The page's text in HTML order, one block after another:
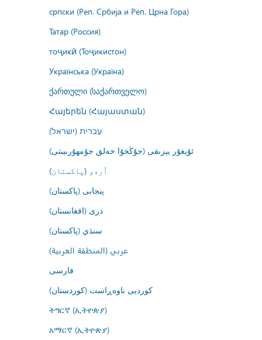
српски (Реп. Србија и Реп. Црна Гора)
Татар (Россия)
тоҷикӣ (Тоҷикистон)
Українська (Україна)
ქართული (საქართველო)
Հայերեն (Հայաստան)
עברית (ישראל)
ئۇيغۇر يېزىقى (جۇڭخۇا خەلق جۇمھۇرىيىتى)
اُردو (پاکستان)
پنجابی (پاکستان)
درى (افغانستان)
سنڌي (پاکستان)
عربي (المنطقة العربية)
فارسى
کوردیی ناوەڕاست (کوردستان)
ትግርኛ (ኢትዮጵያ)
አማርኛ (ኢትዮጵያ)